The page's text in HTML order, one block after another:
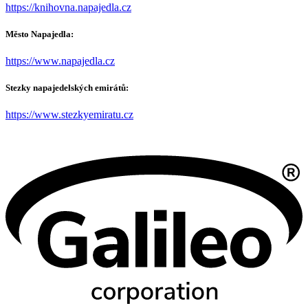
https://knihovna.napajedla.cz
Město Napajedla:
https://www.napajedla.cz
Stezky napajedelských emirátů:
https://www.stezkyemiratu.cz